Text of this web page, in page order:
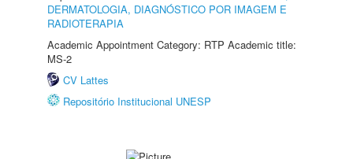
DERMATOLOGIA, DIAGNÓSTICO POR IMAGEM E
RADIOTERAPIA
Academic Appointment Category: RTP Academic title:
MS-2
CV Lattes
Repositório Institucional UNESP